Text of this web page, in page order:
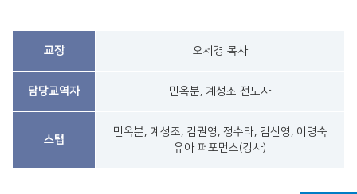
교장 오세경 목사
담당교역자 민옥분, 계성조 전도사
스탭
민옥분, 계성조, 김권영, 정수라, 김신영, 이명숙
유아 퍼포먼스(강사)